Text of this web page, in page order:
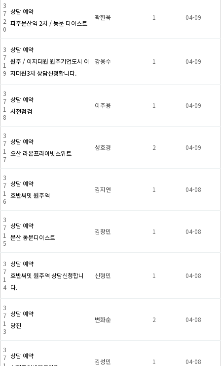
3
7
2
0
상담 예약
파주문산역 2차 / 동문 디이스트
곽한욱 1 04-09
3
7
1
9
상담 예약
원주 / 이지더원 원주기업도시 이
지더원3차 상담신청합니다.
강용수 1 04-09
3
7
1
8
상담 예약
사전점검
이주용 1 04-09
3
7
1
7
상담 예약
오산 라온프라이빗스위트
성호경 2 04-09
3
7
1
6
상담 예약
호반써밋 원주역
김지연 1 04-08
3
7
1
5
상담 예약
문산 동문디이스트
김창민 1 04-08
3
7
1
4
상담 예약
호반써밋 원주역 상담신청합니
다.
신형민 1 04-08
3
7
1
3
상담 예약
당진
변화순 2 04-08
3
7 상담 예약
김성민 1 04-08